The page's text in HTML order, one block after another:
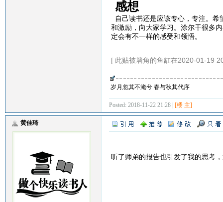
感想
自己读书还是应该专心，专注。希
和激励，向大家学习。涂尔干很多
定会有不一样的感受和领悟。
[ 此贴被墙角的鱼缸在2020-01-19
岁月忽其不淹兮 春与秋其代序
Posted: 2018-11-22 21:28 | [楼 主]
黄佳琦
听了师弟的报告也引发了我的思考